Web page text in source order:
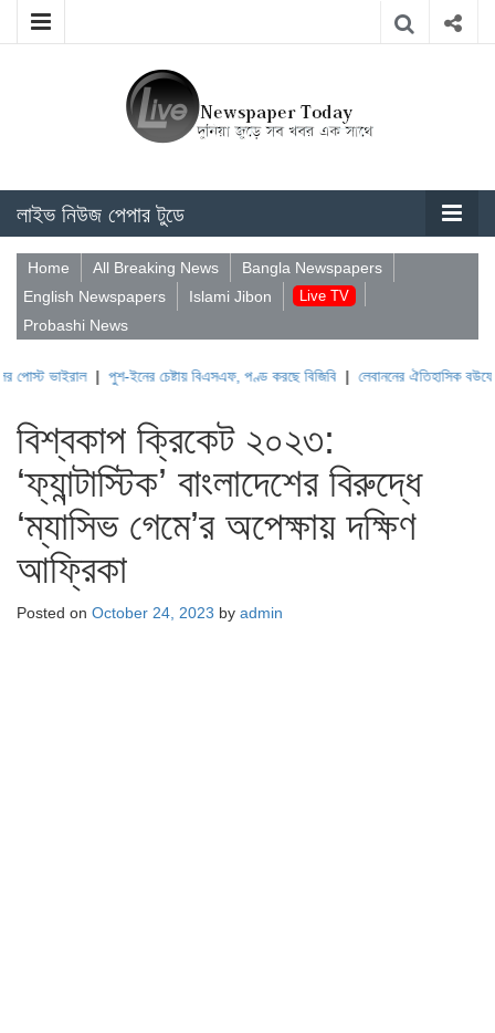
লাইভ নিউজ পেপার টুডে
Home All Breaking News
Bangla Newspapers
English Newspapers
Islami Jibon Live TV
Probashi News
|পুশ-ইনের চেষ্টায় বিএসএফ, পণ্ড করছে বিজিবি|লেবাননের ঐতিহাসিক বউফোর্ট দুর্গ দখল
বিশ্বকাপ ক্রিকেট ২০২৩:
‘ফ্যান্টাস্টিক’ বাংলাদেশের বিরুদ্ধে
‘ম্যাসিভ গেমে’র অপেক্ষায় দক্ষিণ
আফ্রিকা
Posted on October 24, 2023 by admin